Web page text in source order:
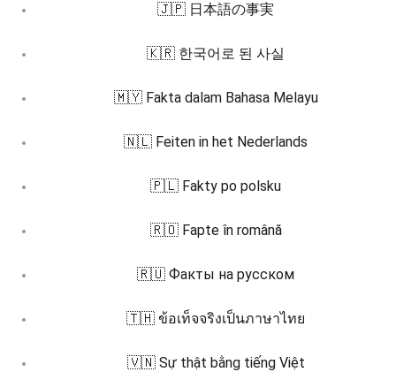
🇯🇵 日本語の事実
🇰🇷 한국어로 된 사실
🇲🇾 Fakta dalam Bahasa Melayu
🇳🇱 Feiten in het Nederlands
🇵🇱 Fakty po polsku
🇷🇴 Fapte în română
🇷🇺 Факты на русском
🇹🇭 ข้อเท็จจริงเป็นภาษาไทย
🇻🇳 Sự thật bằng tiếng Việt